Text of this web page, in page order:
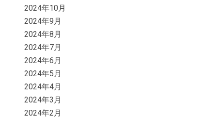
2024年10月
2024年9月
2024年8月
2024年7月
2024年6月
2024年5月
2024年4月
2024年3月
2024年2月